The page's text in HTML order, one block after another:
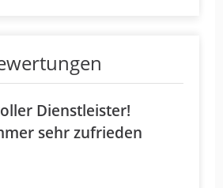
Dienstleister!
sehr zufrieden